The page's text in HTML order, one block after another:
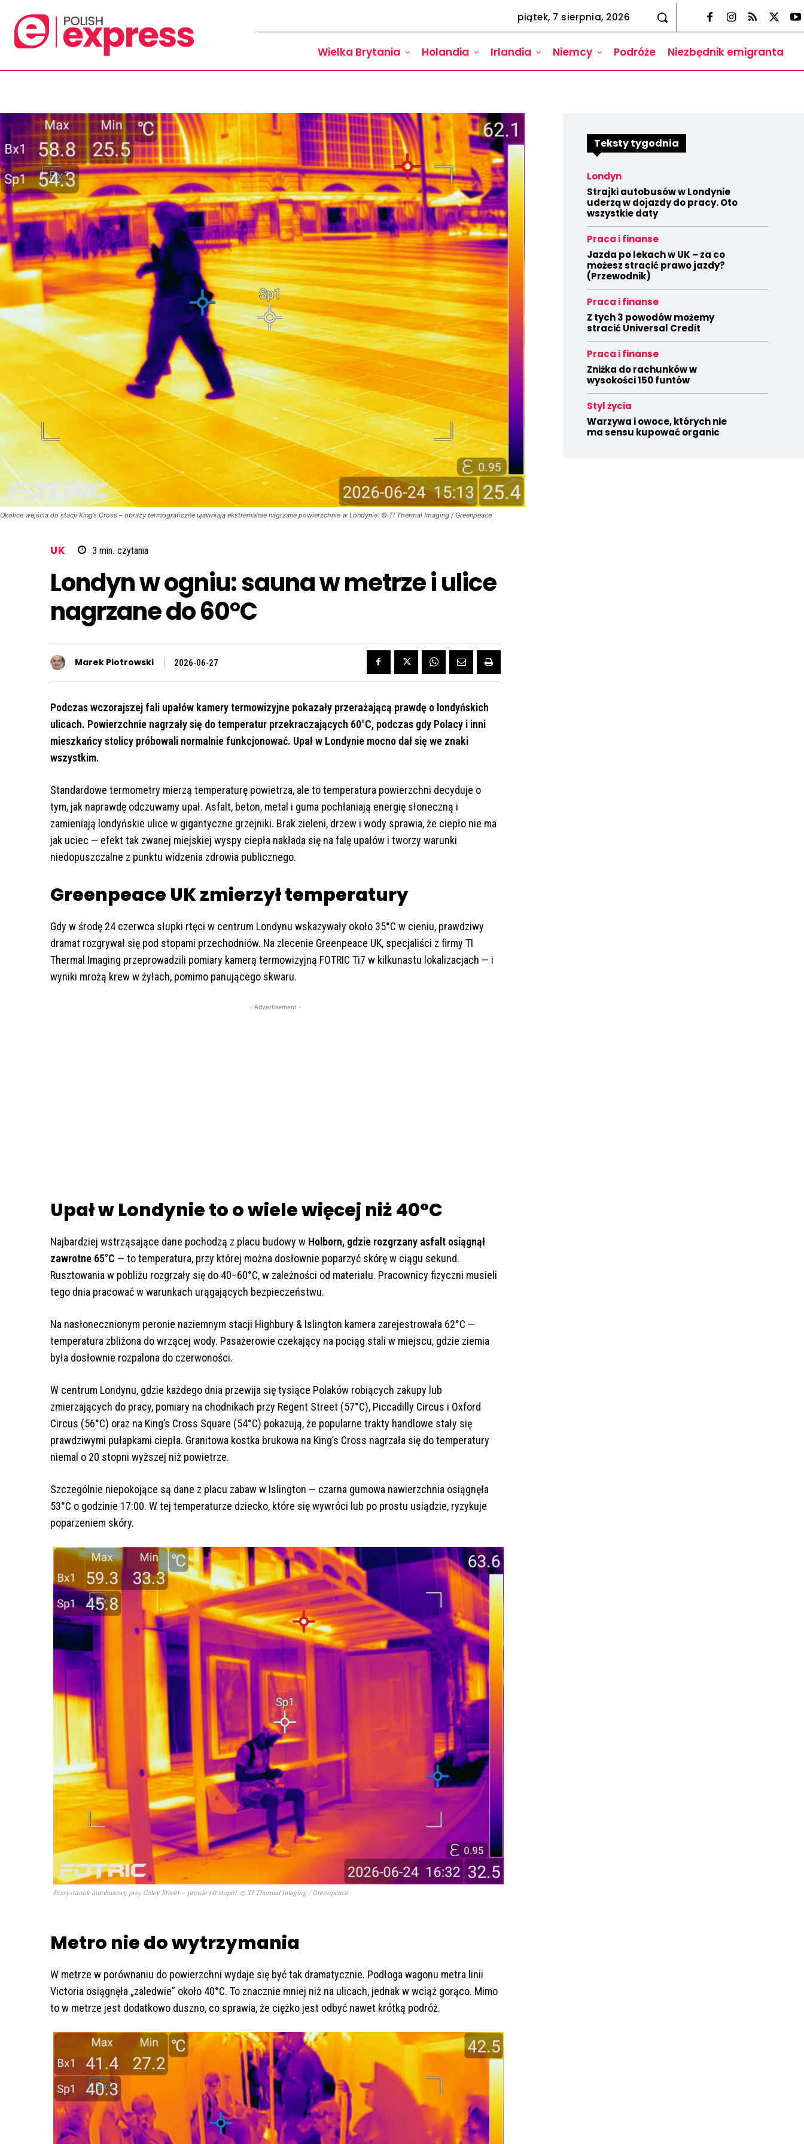
piątek, 7 sierpnia, 2026
Wielka Brytania Holandia Irlandia Niemcy Podróże Niezbędnik emigranta
Okolice wejścia do stacji King’s Cross – obrazy termograficzne ujawniają ekstremalnie nagrzane powierzchnie w Londynie. © TI Thermal Imaging / Greenpeace
UK 3 min. czytania
Londyn w ogniu: sauna w metrze i ulice
nagrzane do 60°C
Marek Piotrowski 2026-06-27
Podczas wczorajszej fali upałów kamery termowizyjne pokazały przerażającą prawdę o londyńskich
ulicach. Powierzchnie nagrzały się do temperatur przekraczających 60°C, podczas gdy Polacy i inni
mieszkańcy stolicy próbowali normalnie funkcjonować. Upał w Londynie mocno dał się we znaki
wszystkim.
Standardowe termometry mierzą temperaturę powietrza, ale to temperatura powierzchni decyduje o
tym, jak naprawdę odczuwamy upał. Asfalt, beton, metal i guma pochłaniają energię słoneczną i
zamieniają londyńskie ulice w gigantyczne grzejniki. Brak zieleni, drzew i wody sprawia, że ciepło nie ma
jak uciec — efekt tak zwanej miejskiej wyspy ciepła nakłada się na falę upałów i tworzy warunki
niedopuszczalne z punktu widzenia zdrowia publicznego.
Greenpeace UK zmierzył temperatury
Gdy w środę 24 czerwca słupki rtęci w centrum Londynu wskazywały około 35°C w cieniu, prawdziwy
dramat rozgrywał się pod stopami przechodniów. Na zlecenie Greenpeace UK, specjaliści z firmy TI
Thermal Imaging przeprowadzili pomiary kamerą termowizyjną FOTRIC Ti7 w kilkunastu lokalizacjach — i
wyniki mrożą krew w żyłach, pomimo panującego skwaru.
- Advertisement -
Upał w Londynie to o wiele więcej niż 40°C
Najbardziej wstrząsające dane pochodzą z placu budowy w Holborn, gdzie rozgrzany asfalt osiągnął
zawrotne 65°C — to temperatura, przy której można dosłownie poparzyć skórę w ciągu sekund.
Rusztowania w pobliżu rozgrzały się do 40–60°C, w zależności od materiału. Pracownicy fizyczni musieli
tego dnia pracować w warunkach urągających bezpieczeństwu.
Na nasłonecznionym peronie naziemnym stacji Highbury & Islington kamera zarejestrowała 62°C —
temperatura zbliżona do wrzącej wody. Pasażerowie czekający na pociąg stali w miejscu, gdzie ziemia
była dosłownie rozpalona do czerwoności.
W centrum Londynu, gdzie każdego dnia przewija się tysiące Polaków robiących zakupy lub
zmierzających do pracy, pomiary na chodnikach przy Regent Street (57°C), Piccadilly Circus i Oxford
Circus (56°C) oraz na King’s Cross Square (54°C) pokazują, że popularne trakty handlowe stały się
prawdziwymi pułapkami ciepła. Granitowa kostka brukowa na King’s Cross nagrzała się do temperatury
niemal o 20 stopni wyższej niż powietrze.
Szczególnie niepokojące są dane z placu zabaw w Islington — czarna gumowa nawierzchnia osiągnęła
53°C o godzinie 17:00. W tej temperaturze dziecko, które się wywróci lub po prostu usiądzie, ryzykuje
poparzeniem skóry.
Przsystanek autobusowy przy Coley Street – prawie 60 stopni. © TI Thermal Imaging / Greenpeace
Metro nie do wytrzymania
W metrze w porównaniu do powierzchni wydaje się być tak dramatycznie. Podłoga wagonu metra linii
Victoria osiągnęła „zaledwie” około 40°C. To znacznie mniej niż na ulicach, jednak w wciąż gorąco. Mimo
to w metrze jest dodatkowo duszno, co sprawia, że ciężko jest odbyć nawet krótką podróż.
Teksty tygodnia
Londyn
Strajki autobusów w Londynie
uderzą w dojazdy do pracy. Oto
wszystkie daty
Praca i finanse
Jazda po lekach w UK – za co
możesz stracić prawo jazdy?
(Przewodnik)
Praca i finanse
Z tych 3 powodów możemy
stracić Universal Credit
Praca i finanse
Zniżka do rachunków w
wysokości 150 funtów
Styl życia
Warzywa i owoce, których nie
ma sensu kupować organic